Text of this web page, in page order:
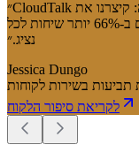
״CloudTalk הפכה את הרחבת מערך התמיכה לקלה ומהירה: קיצרנו את
זמן הטיפול בשיחה ב-33% וכיום אנחנו מטפלים ב-66% יותר שיחות לכל
נציג.״
Jessica Dungo
בשירות לקוחות
לקריאת סיפור הלקוח